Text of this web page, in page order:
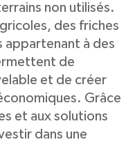
non utilisés.
des friches
appartenant à des
de
et de créer
Grâce
et aux solutions
dans une